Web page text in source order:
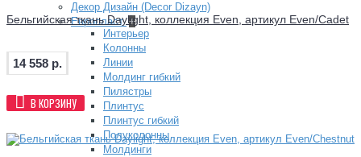
Декор Дизайн (Decor Dizayn)
Европласт +
Интерьер
Колонны
Линии
Молдинг гибкий
Пилястры
Плинтус
Плинтус гибкий
Полуколонны
Молдинги
Бельгийская ткань Daylight, коллекция Even, артикул Even/Cadet
14 558 р.
В КОРЗИНУ